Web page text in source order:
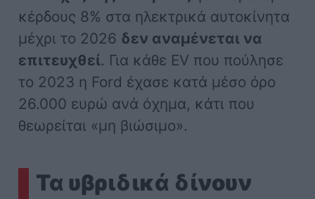
κέρδους 8% στα ηλεκτρικά αυτοκίνητα
μέχρι το 2026 δεν αναμένεται να
επιτευχθεί. Για κάθε EV που πούλησε
το 2023 η Ford έχασε κατά μέσο όρο
26.000 ευρώ ανά όχημα, κάτι που
θεωρείται «μη βιώσιμο».
Τα υβριδικά δίνουν